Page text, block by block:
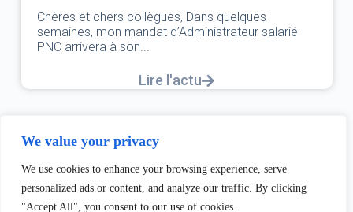
We value your privacy
We use cookies to enhance your browsing experience, serve
personalized ads or content, and analyze our traffic. By clicking
"Accept All", you consent to our use of cookies.
Chères et chers collègues, Dans quelques
semaines, mon mandat d’Administrateur salarié
PNC arrivera à son...
Lire l'actu